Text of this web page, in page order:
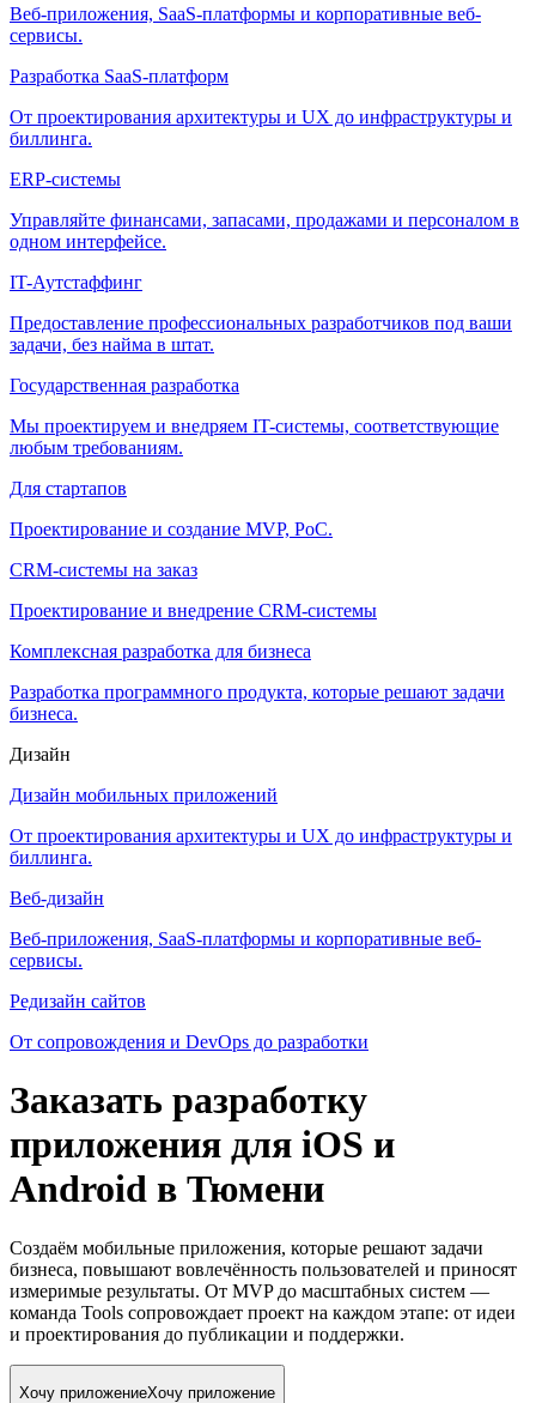
Веб-приложения, SaaS-платформы и корпоративные веб-
сервисы.
Разработка SaaS-платформ
От проектирования архитектуры и UX до инфраструктуры и
биллинга.
ERP-системы
Управляйте финансами, запасами, продажами и персоналом в
одном интерфейсе.
IT-Аутстаффинг
Предоставление профессиональных разработчиков под ваши
задачи, без найма в штат.
Государственная разработка
Мы проектируем и внедряем IT-системы, соответствующие
любым требованиям.
Для стартапов
Проектирование и создание MVP, PoC.
CRM-системы на заказ
Проектирование и внедрение CRM-системы
Комплексная разработка для бизнеса
Разработка программного продукта, которые решают задачи
бизнеса.
Дизайн
Дизайн мобильных приложений
От проектирования архитектуры и UX до инфраструктуры и
биллинга.
Веб-дизайн
Веб-приложения, SaaS-платформы и корпоративные веб-
сервисы.
Редизайн сайтов
От сопровождения и DevOps до разработки
Заказать разработку
приложения для iOS и
Android в Тюмени
Создаём мобильные приложения, которые решают задачи
бизнеса, повышают вовлечённость пользователей и приносят
измеримые результаты. От MVP до масштабных систем —
команда Tools сопровождает проект на каждом этапе: от идеи
и проектирования до публикации и поддержки.
Хочу приложениеХочу приложение